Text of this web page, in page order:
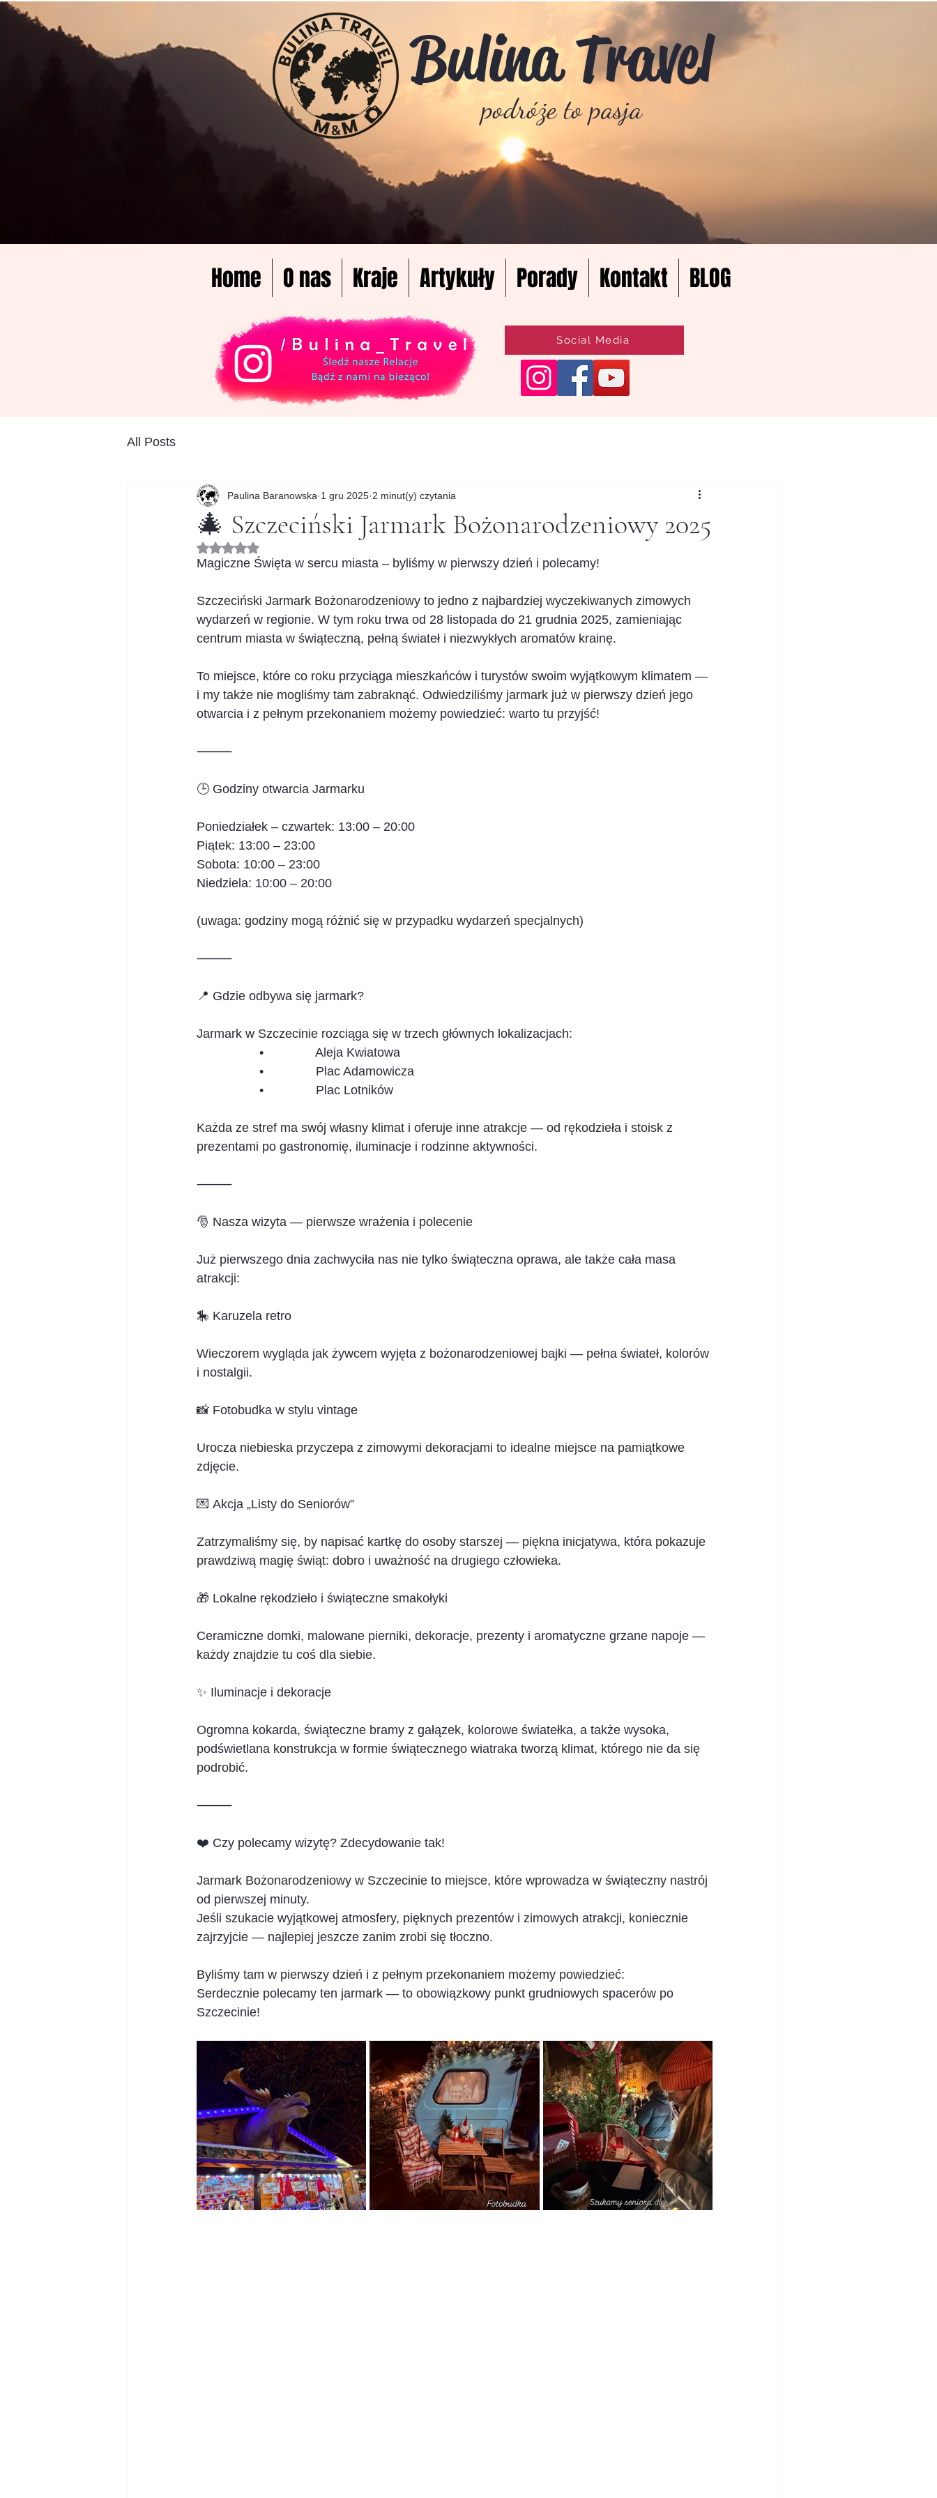
Bulina Travel
podróże to pasja
Home O nas Kraje Artykuły Porady Kontakt BLOG
Social Media
All Posts
🎄 Szczeciński Jarmark Bożonarodzeniowy 2025
Paulina Baranowska 1 gru 2025 2 minut(y) czytania
Oceniono na NaN z 5 gwiazdek.
Magiczne Święta w sercu miasta – byliśmy w pierwszy dzień i polecamy!
Szczeciński Jarmark Bożonarodzeniowy to jedno z najbardziej wyczekiwanych zimowych
wydarzeń w regionie. W tym roku trwa od 28 listopada do 21 grudnia 2025, zamieniając
centrum miasta w świąteczną, pełną świateł i niezwykłych aromatów krainę.
To miejsce, które co roku przyciąga mieszkańców i turystów swoim wyjątkowym klimatem —
i my także nie mogliśmy tam zabraknąć. Odwiedziliśmy jarmark już w pierwszy dzień jego
otwarcia i z pełnym przekonaniem możemy powiedzieć: warto tu przyjść!
⸻
🕒 Godziny otwarcia Jarmarku
Poniedziałek – czwartek: 13:00 – 20:00
Piątek: 13:00 – 23:00
Sobota: 10:00 – 23:00
Niedziela: 10:00 – 20:00
(uwaga: godziny mogą różnić się w przypadku wydarzeń specjalnych)
⸻
📍 Gdzie odbywa się jarmark?
Jarmark w Szczecinie rozciąga się w trzech głównych lokalizacjach:
•               Aleja Kwiatowa
•               Plac Adamowicza
•               Plac Lotników
Każda ze stref ma swój własny klimat i oferuje inne atrakcje — od rękodzieła i stoisk z
prezentami po gastronomię, iluminacje i rodzinne aktywności.
⸻
🎅 Nasza wizyta — pierwsze wrażenia i polecenie
Już pierwszego dnia zachwyciła nas nie tylko świąteczna oprawa, ale także cała masa
atrakcji:
🎠 Karuzela retro
Wieczorem wygląda jak żywcem wyjęta z bożonarodzeniowej bajki — pełna świateł, kolorów
i nostalgii.
📸 Fotobudka w stylu vintage
Urocza niebieska przyczepa z zimowymi dekoracjami to idealne miejsce na pamiątkowe
zdjęcie.
💌 Akcja „Listy do Seniorów”
Zatrzymaliśmy się, by napisać kartkę do osoby starszej — piękna inicjatywa, która pokazuje
prawdziwą magię świąt: dobro i uważność na drugiego człowieka.
🎁 Lokalne rękodzieło i świąteczne smakołyki
Ceramiczne domki, malowane pierniki, dekoracje, prezenty i aromatyczne grzane napoje —
każdy znajdzie tu coś dla siebie.
✨ Iluminacje i dekoracje
Ogromna kokarda, świąteczne bramy z gałązek, kolorowe światełka, a także wysoka,
podświetlana konstrukcja w formie świątecznego wiatraka tworzą klimat, którego nie da się
podrobić.
⸻
❤️ Czy polecamy wizytę? Zdecydowanie tak!
Jarmark Bożonarodzeniowy w Szczecinie to miejsce, które wprowadza w świąteczny nastrój
od pierwszej minuty.
Jeśli szukacie wyjątkowej atmosfery, pięknych prezentów i zimowych atrakcji, koniecznie
zajrzyjcie — najlepiej jeszcze zanim zrobi się tłoczno.
Byliśmy tam w pierwszy dzień i z pełnym przekonaniem możemy powiedzieć:
Serdecznie polecamy ten jarmark — to obowiązkowy punkt grudniowych spacerów po
Szczecinie!